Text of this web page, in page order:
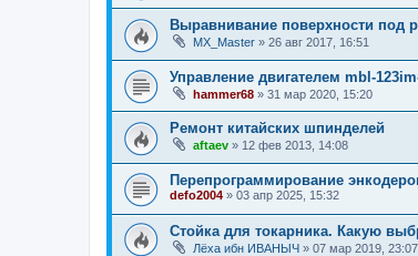
Выравнивание поверхности под
MX_Master » 26 авг 2017, 16:51
Управление двигателем mbl-
hammer68 » 31 мар 2020, 15:20
Ремонт китайских шпинделей
aftaev » 12 фев 2013, 14:08
Перепрограммирование
defo2004 » 03 апр 2025, 15:32
Стойка для токарника. Какую
Лёха ибн ИВАНЫЧ » 07 мар 2019, 23:07